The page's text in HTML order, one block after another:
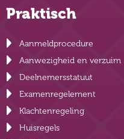
Praktisch
Aanmeldprocedure
Aanwezigheid en verzuim
Deelnemersstatuut
Examenregelement
Klachtenregeling
Huisregels